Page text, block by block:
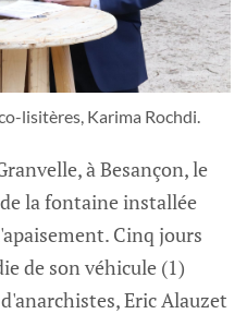
lisitères, Karima Rochdi.
à Besançon, le
la fontaine installée
Cinq jours
de son véhicule (1)
Eric Alauzet